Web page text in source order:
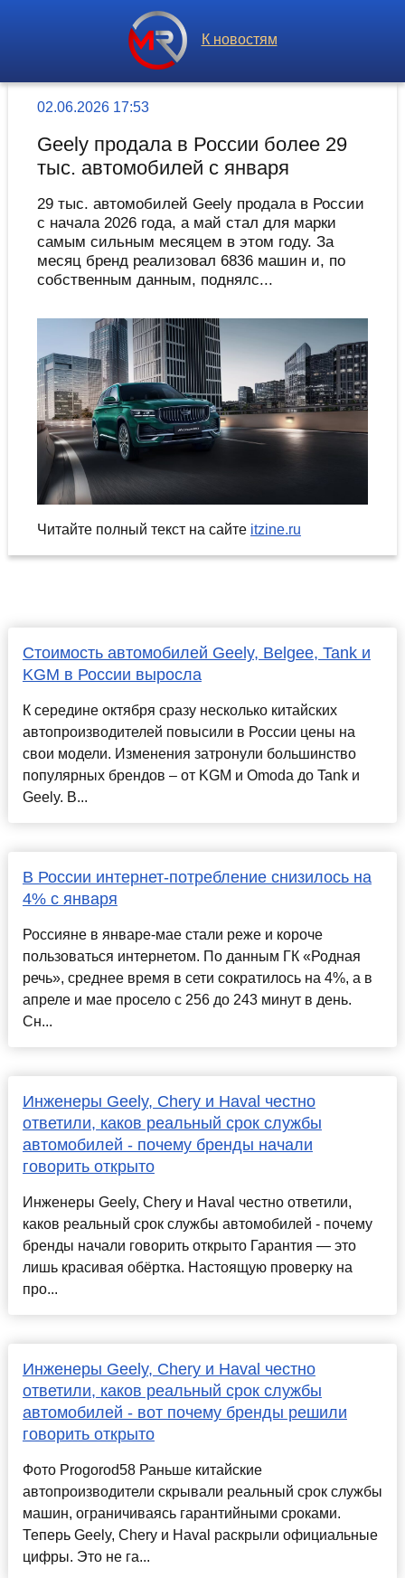
К новостям
02.06.2026 17:53
Geely продала в России более 29
тыс. автомобилей с января
29 тыс. автомобилей Geely продала в России
с начала 2026 года, а май стал для марки
самым сильным месяцем в этом году. За
месяц бренд реализовал 6836 машин и, по
собственным данным, поднялс...
Читайте полный текст на сайте itzine.ru
Стоимость автомобилей Geely, Belgee, Tank и
KGM в России выросла
К середине октября сразу несколько китайских
автопроизводителей повысили в России цены на
свои модели. Изменения затронули большинство
популярных брендов – от KGM и Omoda до Tank и
Geely. В...
В России интернет-потребление снизилось на
4% с января
Россияне в январе-мае стали реже и короче
пользоваться интернетом. По данным ГК «Родная
речь», среднее время в сети сократилось на 4%, а в
апреле и мае просело с 256 до 243 минут в день.
Сн...
Инженеры Geely, Chery и Haval честно
ответили, каков реальный срок службы
автомобилей - почему бренды начали
говорить открыто
Инженеры Geely, Chery и Haval честно ответили,
каков реальный срок службы автомобилей - почему
бренды начали говорить открыто Гарантия — это
лишь красивая обёртка. Настоящую проверку на
про...
Инженеры Geely, Chery и Haval честно
ответили, каков реальный срок службы
автомобилей - вот почему бренды решили
говорить открыто
Фото Progorod58 Раньше китайские
автопроизводители скрывали реальный срок службы
машин, ограничиваясь гарантийными сроками.
Теперь Geely, Chery и Haval раскрыли официальные
цифры. Это не га...